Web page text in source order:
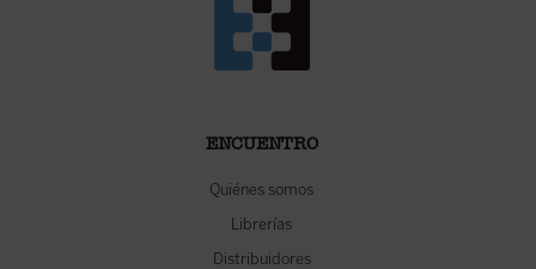
ENCUENTRO
Quiénes somos
Librerías
Distribuidores